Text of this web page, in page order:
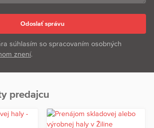
súhlasím so spracovaním osobných
znení.
predajcu